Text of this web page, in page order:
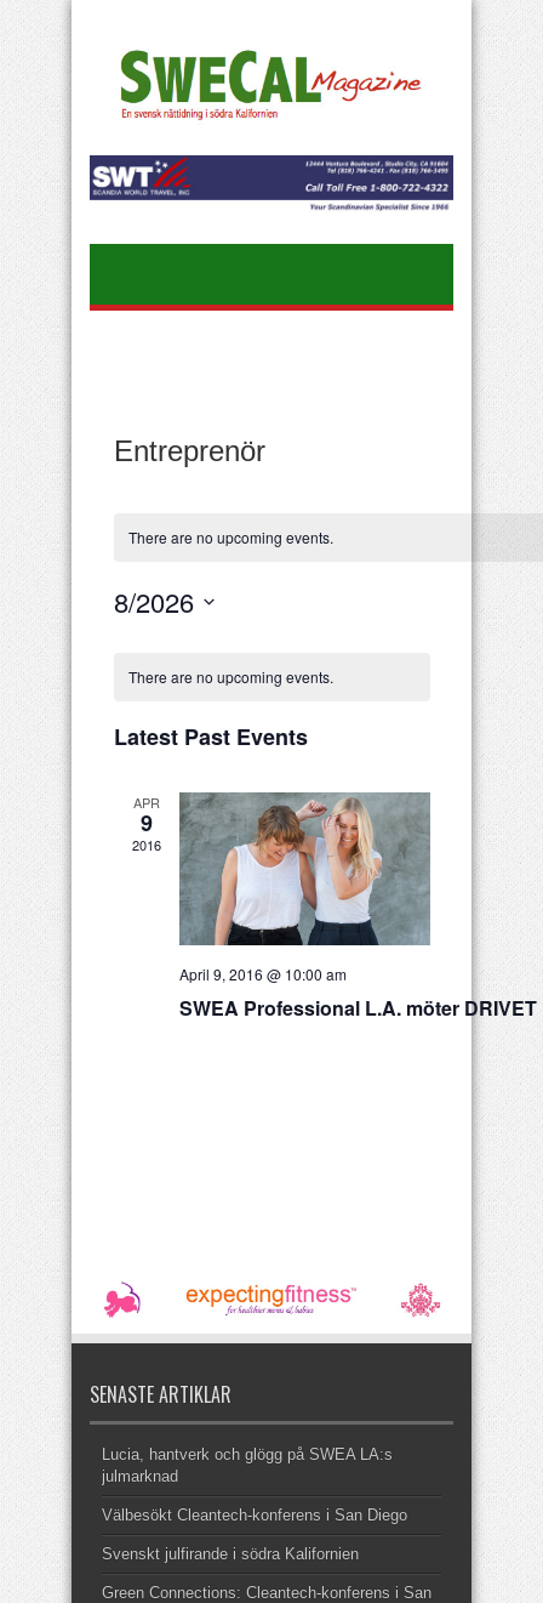
Entreprenör
There are no upcoming events.
8/2026
ofThere are no upcoming events.
Latest Past Events
APR
9
2016
April 9, 2016 @ 10:00 am
SWEA Professional L.A. möter
SENASTE ARTIKLAR
Lucia, hantverk och glögg på SWEA LA:s
julmarknad
Välbesökt Cleantech-konferens i San Diego
Svenskt julfirande i södra Kalifornien
Green Connections: Cleantech-konferens i San